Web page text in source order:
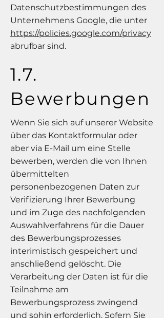
1.7.
Bewerbungen
Wenn Sie sich auf unserer Website
über das Kontaktformular oder
aber via E-Mail um eine Stelle
bewerben, werden die von Ihnen
übermittelten
personenbezogenen Daten zur
Verifizierung Ihrer Bewerbung
und im Zuge des nachfolgenden
Auswahlverfahrens für die Dauer
des Bewerbungsprozesses
interimistisch gespeichert und
anschließend gelöscht. Die
Verarbeitung der Daten ist für die
Teilnahme am
Bewerbungsprozess zwingend
und sohin erforderlich. Sofern Sie
Datenschutzbestimmungen des
Unternehmens Google, die unter
https://policies.google.com/privacy
abrufbar sind.